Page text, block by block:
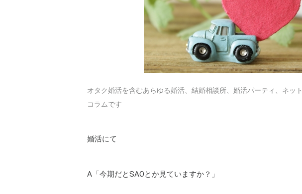
オタク婚活を含むあらゆる婚活、結婚相談所、婚活パーティ、ネッ
コラムです
婚活にて
A「今期だとSAOとか見ていますか？」